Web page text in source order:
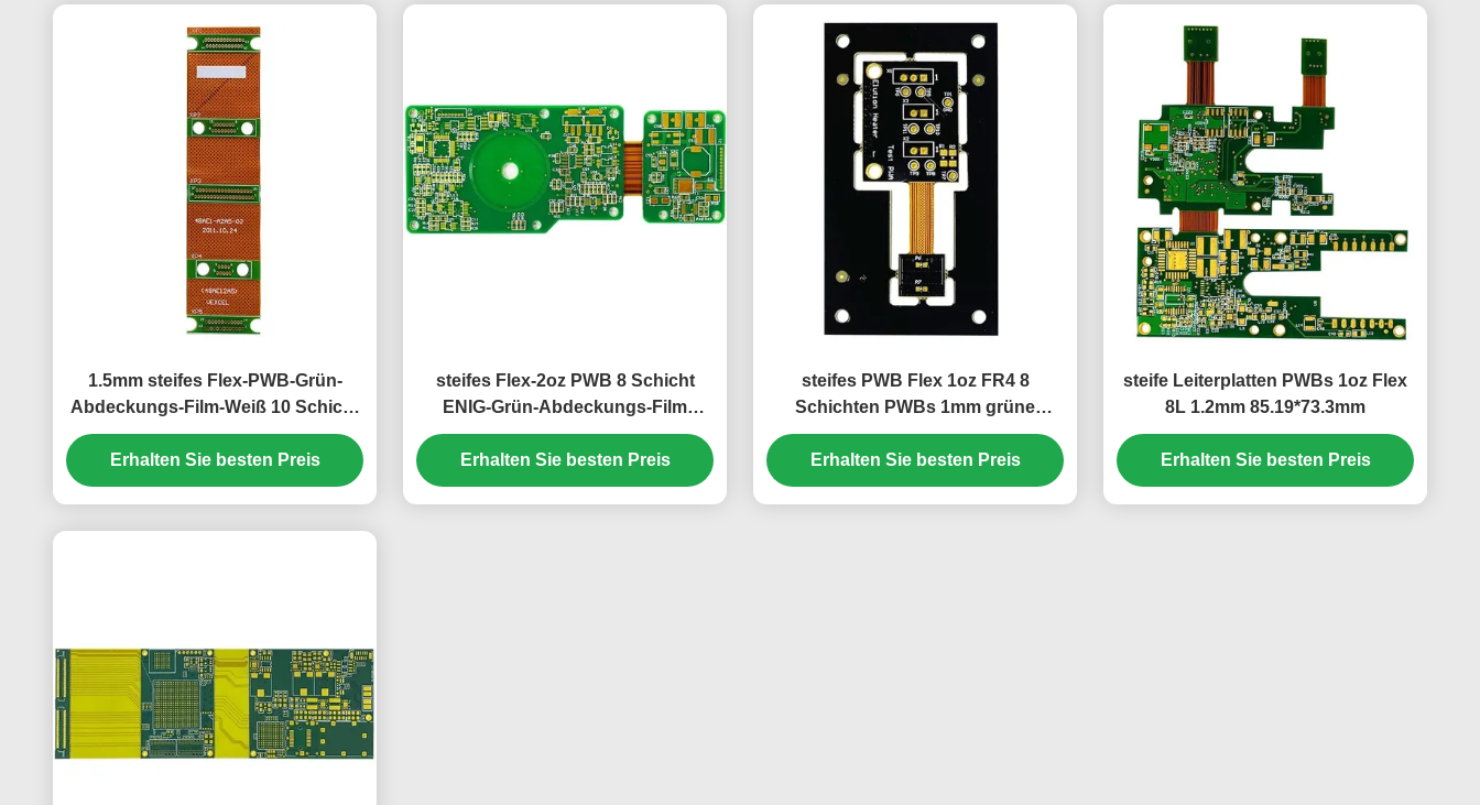
1.5mm steifes Flex-PWB-Grün-
Abdeckungs-Film-Weiß 10 Schicht
PWB ENIG
Erhalten Sie besten Preis
steifes Flex-2oz PWB 8 Schicht
ENIG-Grün-Abdeckungs-Film
weißes 1.5mm
Erhalten Sie besten Preis
steifes PWB Flex 1oz FR4 8
Schichten PWBs 1mm grüne
Abdeckungs-Film-weiß
Erhalten Sie besten Preis
steife Leiterplatten PWBs 1oz Flex
8L 1.2mm 85.19*73.3mm
Erhalten Sie besten Preis